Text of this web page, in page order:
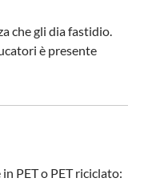
che gli dia fastidio.
è presente
PET o PET riciclato: